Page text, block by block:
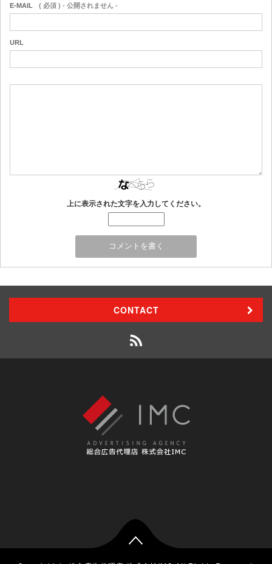
E-MAIL ( 必須 ) - 公開されません -
URL
上に表示された文字を入力してください。
CONTACT